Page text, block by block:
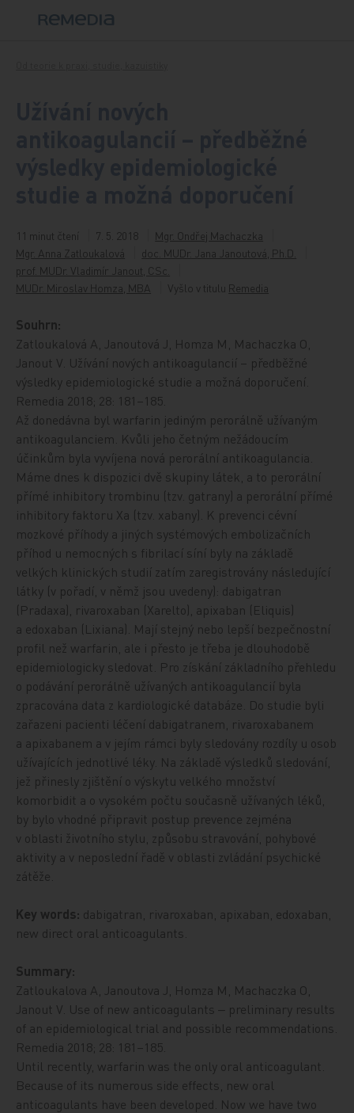
11 minut čtení 7. 5. 2018
Mgr. Ondřej Machaczka
Mgr. Anna Zatloukalová
doc. MUDr. Jana Janoutová, Ph.D.
prof. MUDr. Vladimír Janout, CSc.
MUDr. Miroslav Homza, MBA
Vyšlo v titulu Remedia
Souhrn:
Zatloukalová A, Janoutová J, Homza M, Machaczka O,
Janout V. Užívání nových antikoagulancií – předběžné
výsledky epidemiologické studie a možná doporučení.
Remedia 2018; 28: 181–185.
Až donedávna byl warfarin jediným perorálně užívaným
antikoagulanciem. Kvůli jeho četným nežádoucím
účinkům byla vyvíjena nová perorální antikoagulancia.
Máme dnes k dispozici dvě skupiny látek, a to perorální
přímé inhibitory trombinu (tzv. gatrany) a perorální přímé
inhibitory faktoru Xa (tzv. xabany). K prevenci cévní
mozkové příhody a jiných systémových embolizačních
příhod u nemocných s fibrilací síní byly na základě
velkých klinických studií zatím zaregistrovány následující
látky (v pořadí, v němž jsou uvedeny): dabigatran
(Pradaxa), rivaroxaban (Xarelto), apixaban (Eliquis)
a edoxaban (Lixiana). Mají stejný nebo lepší bezpečnostní
profil než warfarin, ale i přesto je třeba je dlouhodobě
epidemiologicky sledovat. Pro získání základního přehledu
o podávání perorálně užívaných antikoagulancií byla
zpracována data z kardiologické databáze. Do studie byli
zařazeni pacienti léčení dabigatranem, rivaroxabanem
a apixabanem a v jejím rámci byly sledovány rozdíly u osob
užívajících jednotlivé léky. Na základě výsledků sledování,
jež přinesly zjištění o výskytu velkého množství
komorbidit a o vysokém počtu současně užívaných léků,
by bylo vhodné připravit postup prevence zejména
v oblasti životního stylu, způsobu stravování, pohybové
aktivity a v neposlední řadě v oblasti zvládání psychické
zátěže.
Key words: dabigatran, rivaroxaban, apixaban, edoxaban,
new direct oral anticoagulants.
Summary:
Zatloukalova A, Janoutova J, Homza M, Machaczka O,
Janout V. Use of new anticoagulants ‒ preliminary results
of an epidemiological trial and possible recommendations.
Remedia 2018; 28: 181–185.
Until recently, warfarin was the only oral anticoagulant.
Because of its numerous side effects, new oral
anticoagulants have been developed. Now we have two